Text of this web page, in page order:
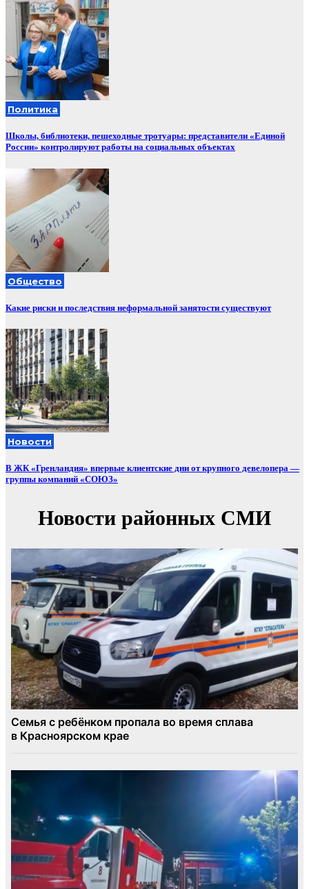
Политика
Школы, библиотеки, пешеходные тротуары: представители «Единой
России» контролируют работы на социальных объектах
Общество
Какие риски и последствия неформальной занятости существуют
Новости
В ЖК «Гренландия» впервые клиентские дни от крупного девелопера —
группы компаний «СОЮЗ»